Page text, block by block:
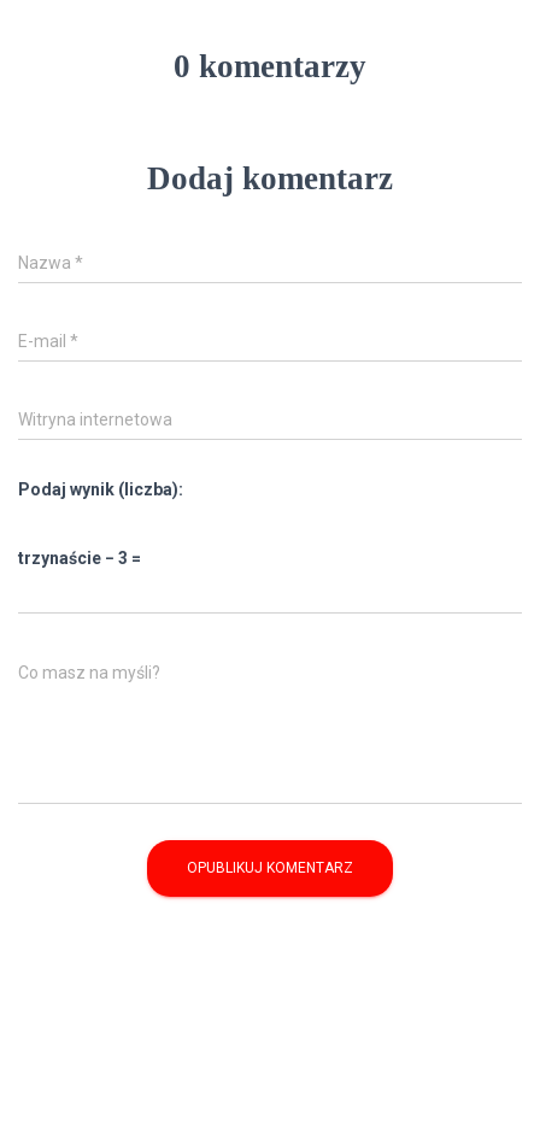
0 komentarzy
Dodaj komentarz
Nazwa *
E-mail *
Witryna internetowa
Podaj wynik (liczba):
trzynaście − 3 =
Co masz na myśli?